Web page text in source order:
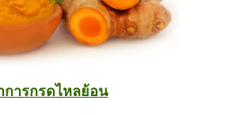
การกรดไหลย้อน